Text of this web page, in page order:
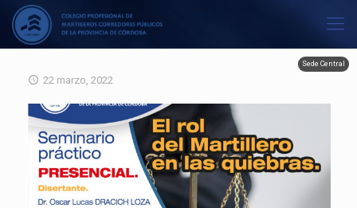
22 marzo, 2022
Sede Central